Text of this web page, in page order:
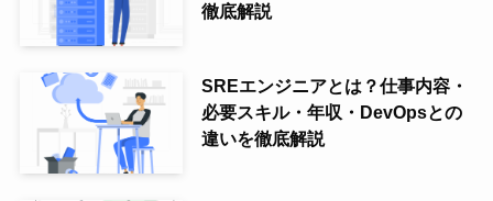
徹底解説
SREエンジニアとは？仕事内容・
必要スキル・年収・DevOpsとの
違いを徹底解説